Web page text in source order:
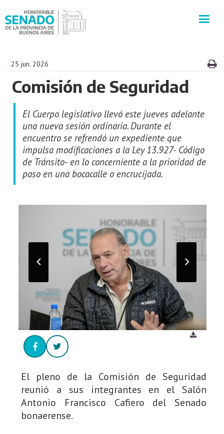
SECRETARÍAS
PRENSA
CULTURA
VISITAS GUIADAS
25 jun. 2026
Comisión de Seguridad
El Cuerpo legislativo llevó este jueves adelante
una nueva sesión ordinaria. Durante el
encuentro se refrendó un expediente que
impulsa modificaciones a la Ley 13.927- Código
de Tránsito- en lo concerniente a la prioridad de
paso en una bocacalle o encrucijada.
El pleno de la Comisión de Seguridad
reunió a sus integrantes en el Salón
Antonio Francisco Cafiero del Senado
bonaerense.